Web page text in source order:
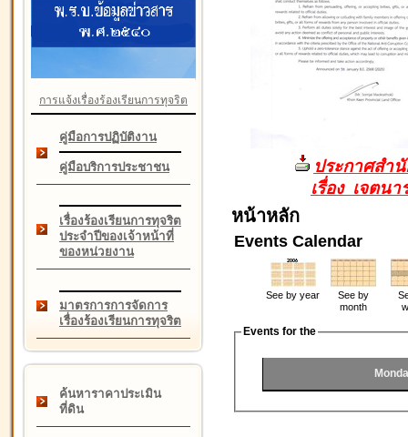
การแจ้งเรื่องร้องเรียนการทุจริต
คู่มือการปฏิบัติงาน
คู่มือบริการประชาชน
เรื่องร้องเรียนการทุจริต
ประจำปีของเจ้าหน้าที่
ของหน่วยงาน
มาตรการการจัดการ
เรื่องร้องเรียนการทุจริต
ค้นหาราคาประเมิน
ที่ดิน
ประกาศสำ
เรื่อง เจตน
หน้าหลัก
Events Calendar
See by year
See by
month
Events for the